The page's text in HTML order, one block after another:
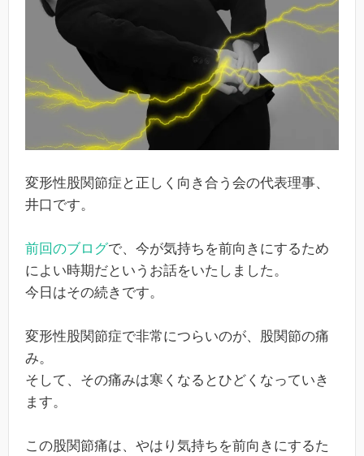
変形性股関節症と正しく向き合う会の代表理事、
井口です。
前回のブログで、今が気持ちを前向きにするため
によい時期だというお話をいたしました。
今日はその続きです。
変形性股関節症で非常につらいのが、股関節の痛
み。
そして、その痛みは寒くなるとひどくなっていき
ます。
この股関節痛は、やはり気持ちを前向きにするた